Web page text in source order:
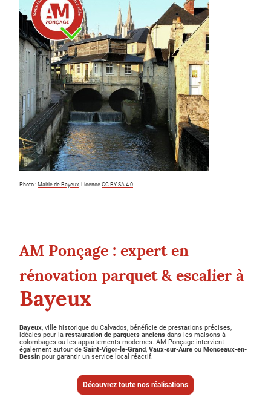
Photo : Mairie de Bayeux, Licence CC BY-SA 4.0
AM Ponçage : expert en
rénovation parquet & escalier à
Bayeux
Bayeux, ville historique du Calvados, bénéficie de prestations précises,
idéales pour la restauration de parquets anciens dans les maisons à
colombages ou les appartements modernes. AM Ponçage intervient
également autour de Saint-Vigor-le-Grand, Vaux-sur-Aure ou Monceaux-en-
Bessin pour garantir un service local réactif.
Découvrez toute nos réalisations